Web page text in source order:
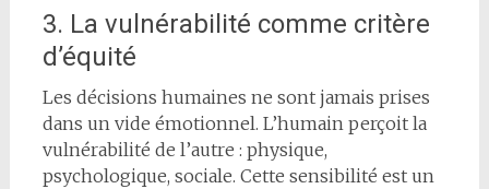
3. La vulnérabilité comme critère
d’équité
Les décisions humaines ne sont jamais prises
dans un vide émotionnel. L’humain perçoit la
vulnérabilité de l’autre : physique,
psychologique, sociale. Cette sensibilité est un